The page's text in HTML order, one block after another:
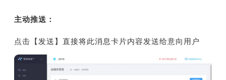
主动推送：
点击【发送】直接将此消息卡片内容发送给意向用户